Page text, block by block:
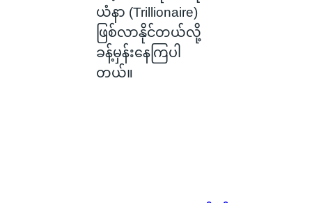
ယံနာ (Trillionaire)
ဖြစ်လာနိုင်တယ်လို့
ခန့်မှန်းနေကြပါ
တယ်။